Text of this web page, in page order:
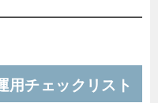
用チェックリスト